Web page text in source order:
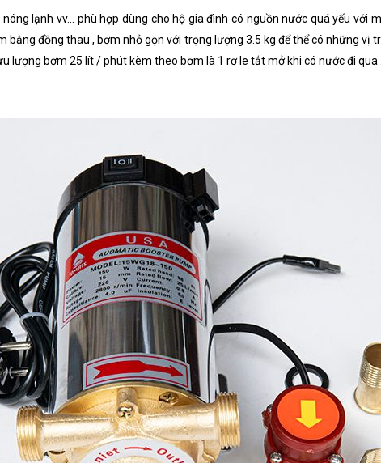
lạnh vv... phù hợp dùng cho hộ gia đình có nguồn nước quá yếu với
đồng thau , bơm nhỏ gọn với trọng lượng 3.5 kg để thể có những vị
lượng bơm 25 lít / phút kèm theo bơm là 1 rơ le tắt mở khi có nước đi qua .